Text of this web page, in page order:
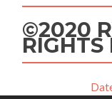
©2020
RIGHTS